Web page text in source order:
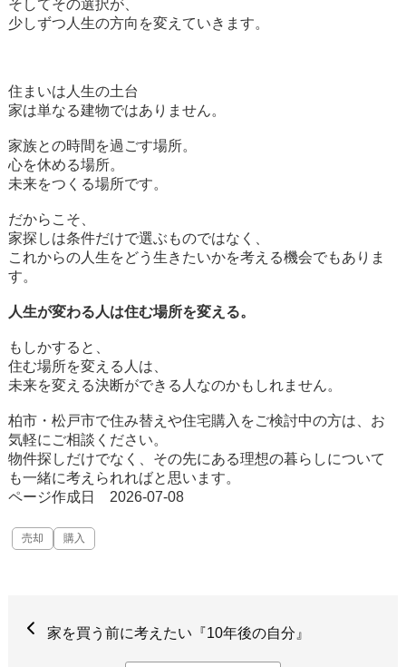
そしてその選択が、
少しずつ人生の方向を変えていきます。
住まいは人生の土台
家は単なる建物ではありません。
家族との時間を過ごす場所。
心を休める場所。
未来をつくる場所です。
だからこそ、
家探しは条件だけで選ぶものではなく、
これからの人生をどう生きたいかを考える機会でもありま
す。
人生が変わる人は住む場所を変える。
もしかすると、
住む場所を変える人は、
未来を変える決断ができる人なのかもしれません。
柏市・松戸市で住み替えや住宅購入をご検討中の方は、お
気軽にご相談ください。
物件探しだけでなく、その先にある理想の暮らしについて
も一緒に考えられればと思います。
ページ作成日 2026-07-08
売却 購入
家を買う前に考えたい『10年後の自分』